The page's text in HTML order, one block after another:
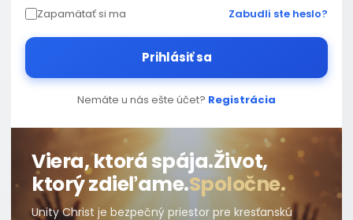
Zapamätať si ma Zabudli ste heslo?
Prihlásiť sa
Nemáte u nás ešte účet? Registrácia
Viera, ktorá spája.Život,
ktorý zdieľame.Spoločne.
Unity Christ je bezpečný priestor pre kresťanskú